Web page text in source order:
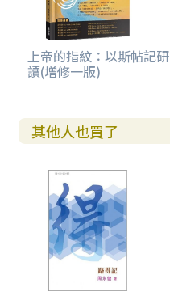
上帝的指紋：以斯帖記研
讀(增修一版)
其他人也買了